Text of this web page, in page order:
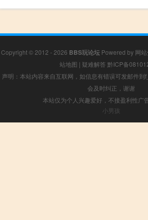
Copyright © 2012 - 2026 BBS玩论坛 Powered by 网
站地图 | 疑难解答 黔ICP备
声明：本站内容来自互联网，如信息有错误可发邮件
会及时纠正，谢谢
本站仅为个人兴趣爱好，不接盈利性广
小男孩